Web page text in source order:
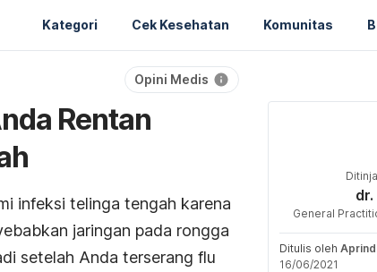
Kategori Cek Kesehatan Komunitas
Opini Medis
Rentan
infeksi telinga tengah karena
jaringan pada rongga
setelah Anda terserang flu
General
Ditulis oleh
16/06/2021